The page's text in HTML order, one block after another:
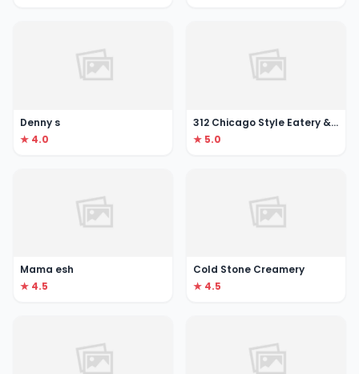
Denny s
★ 4.0
312 Chicago Style Eatery & Cafe
★ 5.0
Mama esh
★ 4.5
Cold Stone Creamery
★ 4.5